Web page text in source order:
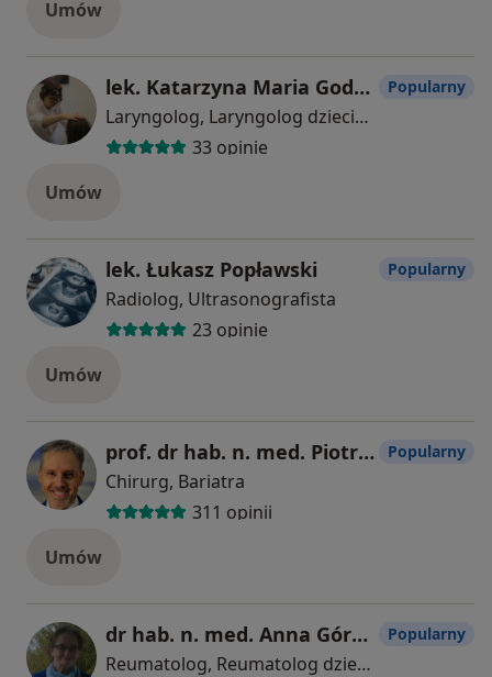
Umów
lek. Katarzyna Maria Godlewska-Żołądkowska
Laryngolog, Laryngolog dziecięcy
33 opinie
Popularny
Umów
lek. Łukasz Popławski
Radiolog, Ultrasonografista
23 opinie
Popularny
Umów
prof. dr hab. n. med. Piotr Myśliwiec
Chirurg, Bariatra
311 opinii
Popularny
Umów
dr hab. n. med. Anna Górska
Reumatolog, Reumatolog dziecięcy, Lekarz rodzinny
Popularny